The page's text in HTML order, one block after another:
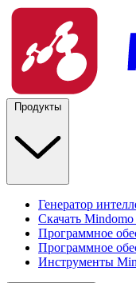
Продукты
Генератор
Скачать
Программное
Программное
Инструменты